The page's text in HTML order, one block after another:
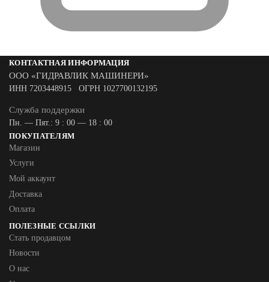
КОНТАКТНАЯ ИНФОРМАЦИЯ
ООО «ГИДРАВЛИК МАШИНЕРИ»
ИНН 7203448915 ОГРН 1027700132195
Служба поддержки
Пн. — Пят.: 9 : 00 — 18 : 00
ПОКУПАТЕЛЯМ
Магазин
Услуги
Мой аккаунт
Доставка
Оплата
ПОЛЕЗНЫЕ ССЫЛКИ
Стать продавцом
Новости
О нас